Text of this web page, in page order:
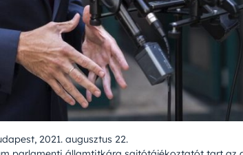
2021. augusztus 22.